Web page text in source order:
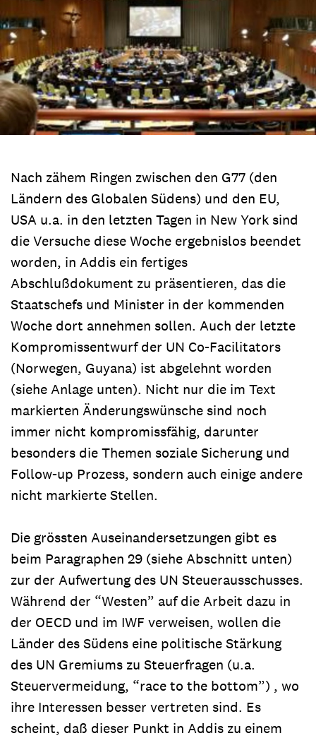
Nach zähem Ringen zwischen den G77 (den
Ländern des Globalen Südens) und den EU,
USA u.a. in den letzten Tagen in New York sind
die Versuche diese Woche ergebnislos beendet
worden, in Addis ein fertiges
Abschlußdokument zu präsentieren, das die
Staatschefs und Minister in der kommenden
Woche dort annehmen sollen. Auch der letzte
Kompromissentwurf der UN Co-Facilitators
(Norwegen, Guyana) ist abgelehnt worden
(siehe Anlage unten). Nicht nur die im Text
markierten Änderungswünsche sind noch
immer nicht kompromissfähig, darunter
besonders die Themen soziale Sicherung und
Follow-up Prozess, sondern auch einige andere
nicht markierte Stellen.
Die grössten Auseinandersetzungen gibt es
beim Paragraphen 29 (siehe Abschnitt unten)
zur der Aufwertung des UN Steuerausschusses.
Während der “Westen” auf die Arbeit dazu in
der OECD und im IWF verweisen, wollen die
Länder des Südens eine politische Stärkung
des UN Gremiums zu Steuerfragen (u.a.
Steuervermeidung, “race to the bottom”) , wo
ihre Interessen besser vertreten sind. Es
scheint, daß dieser Punkt in Addis zu einem